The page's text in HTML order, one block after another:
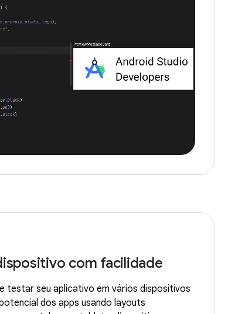
com facilidade
testar seu aplicativo em vários dispositivos
dos apps usando layouts